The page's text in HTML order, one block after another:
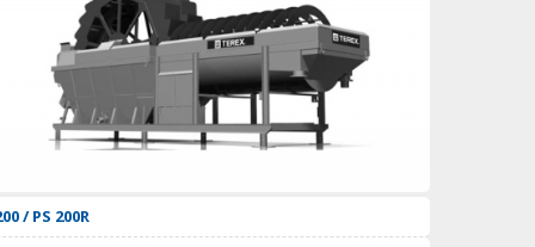
/ PS 200R